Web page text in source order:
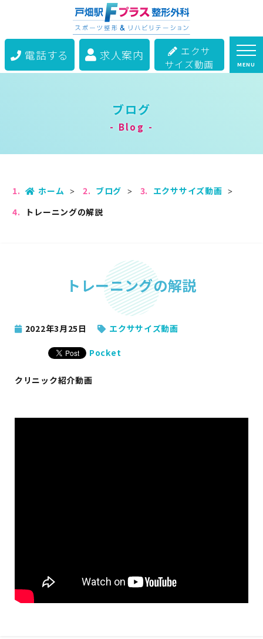
電話する 求人案内
エクサ
サイズ動画
MENU
ブログ
Blog
ホーム ブログ
エクササイズ動画
トレーニングの解説
トレーニングの解説
2022年3月25日 エクササイズ動画
Pocket
クリニック紹介動画